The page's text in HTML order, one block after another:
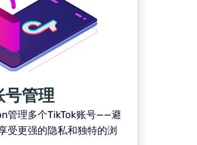
管理
管理多个TikTok账号——避
受更强的隐私和独特的浏